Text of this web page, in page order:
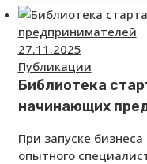
27.11.2025
Публикации
Библиотека
начинающих
При запуске
опытного